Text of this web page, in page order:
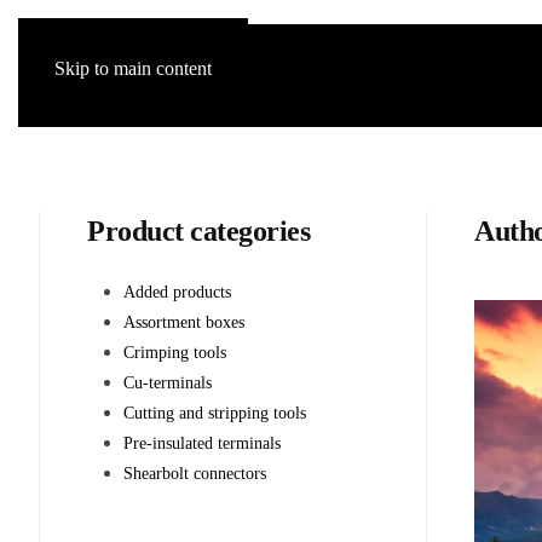
Skip to main content
Product categories
Added products
Assortment boxes
Crimping tools
Cu-terminals
Cutting and stripping tools
Pre-insulated terminals
Shearbolt connectors